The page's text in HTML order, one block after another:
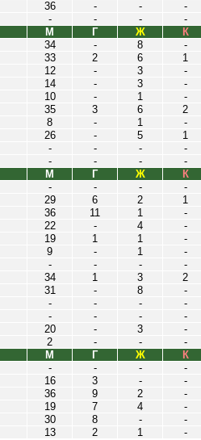
36 - -
-
- - -
-
М Г Ж
К
34 - 8
-
33 2 6
1
12 - 3
-
14 - 3
-
10 - 1
-
35 3 6
2
8 - 1
-
26 - 5
1
- - -
-
- - -
-
М Г Ж
К
- - -
-
29 6 2
1
36 11 1
-
22 - 4
-
19 1 1
-
9 - 1
-
- - -
-
34 1 3
2
31 - 8
-
- - -
-
- - -
-
20 - 3
-
2 - -
-
М Г Ж
К
- - -
-
16 3 -
-
36 9 2
-
19 7 4
-
30 8 -
-
13 2 1 -